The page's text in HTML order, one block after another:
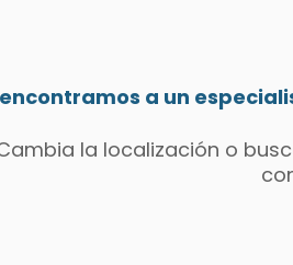
a un
la localización o